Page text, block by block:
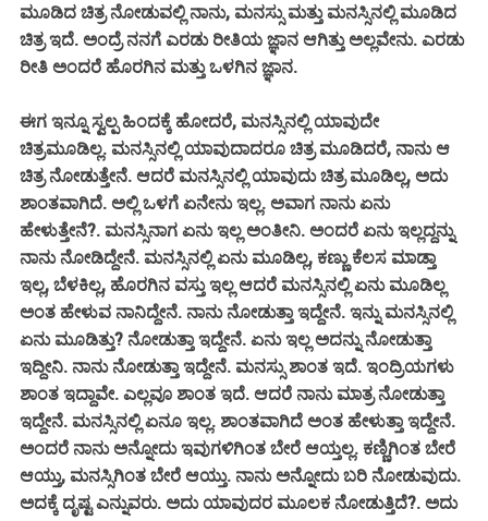
ಮೂಡಿದ ಚಿತ್ರ ನೋಡುವಲ್ಲಿ ನಾನು, ಮನಸ್ಸು ಮತ್ತು ಮನಸ್ಸಿನಲ್ಲಿ ಮೂಡಿದ
ಚಿತ್ರ ಇದೆ. ಅಂದ್ರೆ ನನಗೆ ಎರಡು ರೀತಿಯ ಜ್ಞಾನ ಆಗಿತ್ತು ಅಲ್ಲವೇನು. ಎರಡು
ರೀತಿ ಅಂದರೆ ಹೊರಗಿನ ಮತ್ತು ಒಳಗಿನ ಜ್ಞಾನ.
ಈಗ ಇನ್ನೂ ಸ್ವಲ್ಪ ಹಿಂದಕ್ಕೆ ಹೋದರೆ, ಮನಸ್ಸಿನಲ್ಲಿ ಯಾವುದೇ
ಚಿತ್ರಮೂಡಿಲ್ಲ. ಮನಸ್ಸಿನಲ್ಲಿ ಯಾವುದಾದರೂ ಚಿತ್ರ ಮೂಡಿದರೆ, ನಾನು ಆ
ಚಿತ್ರ ನೋಡುತ್ತೇನೆ. ಆದರೆ ಮನಸ್ಸಿನಲ್ಲಿ ಯಾವುದು ಚಿತ್ರ ಮೂಡಿಲ್ಲ, ಅದು
ಶಾಂತವಾಗಿದೆ. ಅಲ್ಲಿ ಒಳಗೆ ಏನೇನು ಇಲ್ಲ. ಅವಾಗ ನಾನು ಏನು
ಹೇಳುತ್ತೇನೆ?. ಮನಸ್ಸಿನಾಗ ಏನು ಇಲ್ಲ ಅಂತೀನಿ. ಅಂದರೆ ಏನು ಇಲ್ಲದ್ದನ್ನು
ನಾನು ನೋಡಿದ್ದೇನೆ. ಮನಸ್ಸಿನಲ್ಲಿ ಏನು ಮೂಡಿಲ್ಲ, ಕಣ್ಣು ಕೆಲಸ ಮಾಡ್ತಾ
ಇಲ್ಲ, ಬೆಳಕಿಲ್ಲ, ಹೊರಗಿನ ವಸ್ತು ಇಲ್ಲ ಆದರೆ ಮನಸ್ಸಿನಲ್ಲಿ ಏನು ಮೂಡಿಲ್ಲ
ಅಂತ ಹೇಳುವ ನಾನಿದ್ದೇನೆ. ನಾನು ನೋಡುತ್ತಾ ಇದ್ದೇನೆ. ಇನ್ನು ಮನಸ್ಸಿನಲ್ಲಿ
ಏನು ಮೂಡಿತ್ತು? ನೋಡುತ್ತಾ ಇದ್ದೇನೆ. ಏನು ಇಲ್ಲ ಅದನ್ನು ನೋಡುತ್ತಾ
ಇದ್ದೀನಿ. ನಾನು ನೋಡುತ್ತಾ ಇದ್ದೇನೆ. ಮನಸ್ಸು ಶಾಂತ ಇದೆ. ಇಂದ್ರಿಯಗಳು
ಶಾಂತ ಇದ್ದಾವೇ. ಎಲ್ಲವೂ ಶಾಂತ ಇದೆ. ಆದರೆ ನಾನು ಮಾತ್ರ ನೋಡುತ್ತಾ
ಇದ್ದೇನೆ. ಮನಸ್ಸಿನಲ್ಲಿ ಏನೂ ಇಲ್ಲ. ಶಾಂತವಾಗಿದೆ ಅಂತ ಹೇಳುತ್ತಾ ಇದ್ದೇನೆ.
ಅಂದರೆ ನಾನು ಅನ್ನೋದು ಇವುಗಳಿಗಿಂತ ಬೇರೆ ಆಯ್ತಲ್ಲ. ಕಣ್ಣಿಗಿಂತ ಬೇರೆ
ಆಯ್ತು, ಮನಸ್ಸಿಗಿಂತ ಬೇರೆ ಆಯ್ತು. ನಾನು ಅನ್ನೋದು ಬರಿ ನೋಡುವುದು.
ಅದಕ್ಕೆ ದೃಷ್ಟ ಎನ್ನುವರು. ಅದು ಯಾವುದರ ಮೂಲಕ ನೋಡುತ್ತಿದೆ?. ಅದು